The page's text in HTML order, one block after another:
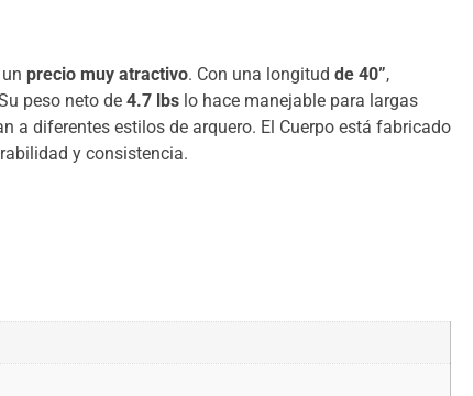
precio muy atractivo. Con una longitud de 40”,
peso neto de 4.7 lbs lo hace manejable para largas
a diferentes estilos de arquero. El Cuerpo está fabricado
y consistencia.